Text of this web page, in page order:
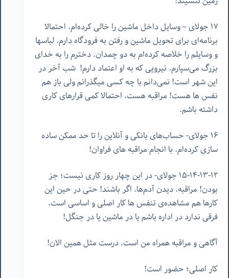
١٧ جولای – وسایل داخل ماشین را خالی کرده‌ام. احتمالا
برنامه‌ای برای تحویل ماشین و رفتن به فرودگاه دارم. لباسها
و وسایلم را خلاصه کرده‌ام به دو چمدان. دخترم را به خدای
بزرگ می‌سپارم. نیرویی که به او اعتماد دارم! شب آخر در
این شهر است! نمی‌دانم با چه کسی میگذرانم ولی باز هم
نفس ها هست! مراقبه هست. احتمالا کمی قرارهای کاری
داشته باشم.
١۶ جولای- حساب‌های بانکی و آنلاین را تا حد ممکن ساده
سازی کرده‌ام. با انجام مراقبه های فراوان!
١٢-١٣-١۴-١۵ جولای- در این چهار روز کاری نیست؛ جز
بودن! مراقبه. دیدن آدم‌ها. اگر باشند! حتی در حین این
کارها هم مشاهده‌ی تنفس ها کار اصلی و اساسی است.
فرقی ندارد در اداره باشم یا در ماشین یا در جنگل!
آگاهی و مراقبه همراه من است. درست مثل همین الان!
کار اصلی؛ حضور است!